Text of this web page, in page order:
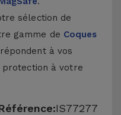
sélection de
gamme de Coques
à vos
à votre
IS77277